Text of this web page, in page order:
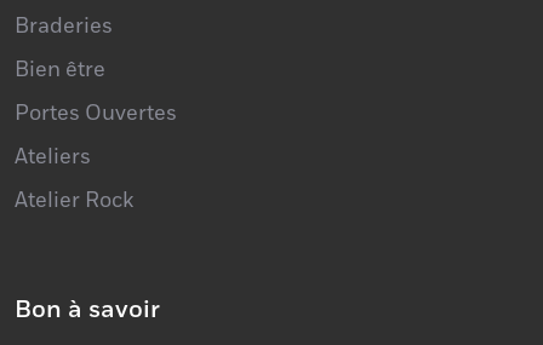
Spectacles
Braderies
Bien être
Portes Ouvertes
Ateliers